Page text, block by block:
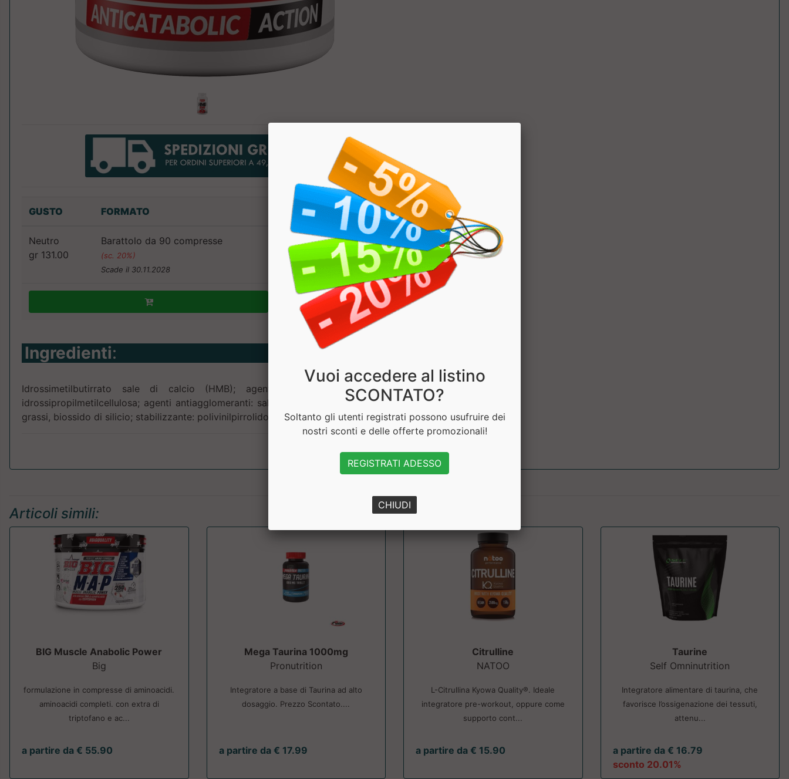
GUSTO FORMATO PREZZO
Neutro
gr 131.00
Barattolo da 90 compresse
(sc. 20%)
Scade il 30.11.2028
€ 29.90
€ 23.92
Ingredienti:
Idrossimetilbutirrato sale di calcio (HMB); agenti di carica: cellulosa,
idrossipropilmetilcellulosa; agenti antiagglomeranti: sali di magnesio degli acidi
grassi, biossido di silicio; stabilizzante: polivinilpirrolidone.
Articoli simili:
BIG Muscle Anabolic Power
Big
formulazione in compresse di aminoacidi.
aminoacidi completi. con extra di
triptofano e ac...
a partire da € 55.90
Mega Taurina 1000mg
Pronutrition
Integratore a base di Taurina ad alto
dosaggio. Prezzo Scontato....
a partire da € 17.99
Citrulline
NATOO
L-Citrullina Kyowa Quality®. Ideale
integratore pre-workout, oppure come
supporto cont...
a partire da € 15.90
Taurine
Self Omninutrition
Integratore alimentare di taurina, che
favorisce l’ossigenazione dei tessuti,
attenu...
a partire da € 16.79
sconto 20.01%
Vuoi accedere al listino
SCONTATO?
Soltanto gli utenti registrati possono usufruire dei
nostri sconti e delle offerte promozionali!
REGISTRATI ADESSO
CHIUDI